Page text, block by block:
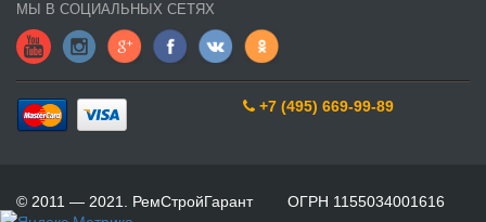
МЫ В СОЦИАЛЬНЫХ СЕТЯХ
+7 (495) 669-99-89
© 2011 — 2021. РемСтройГарант ОГРН 1155034001616